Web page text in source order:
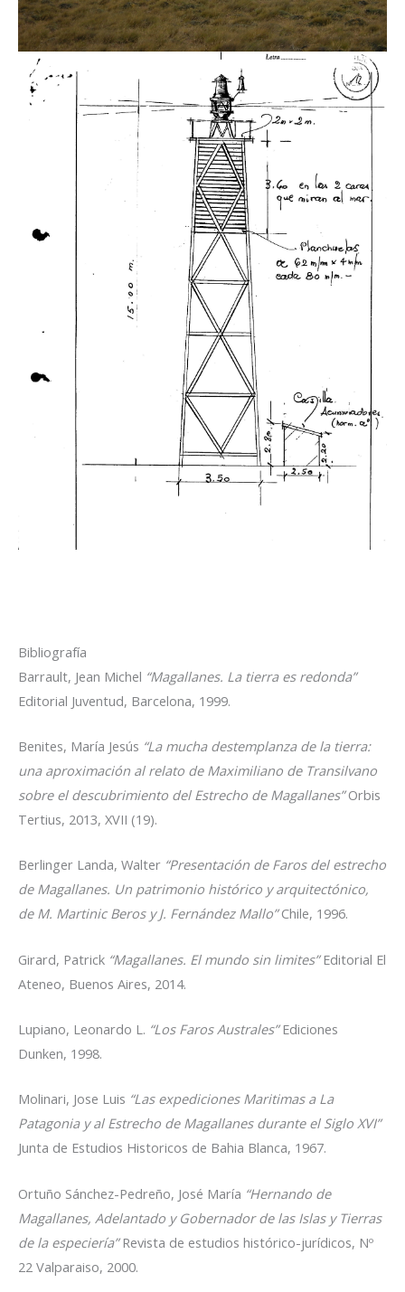
Bibliografía
Barrault, Jean Michel “Magallanes. La tierra es redonda”
Editorial Juventud, Barcelona, 1999.
Benites, María Jesús “La mucha destemplanza de la tierra:
una aproximación al relato de Maximiliano de Transilvano
sobre el descubrimiento del Estrecho de Magallanes”Orbis
Tertius, 2013, XVII (19).
Berlinger Landa, Walter “Presentación de Faros del estrecho
de Magallanes. Un patrimonio histórico y arquitectónico,
de M. Martinic Beros y J. Fernández Mallo”Chile, 1996.
Girard, Patrick “Magallanes. El mundo sin limites”Editorial El
Ateneo, Buenos Aires, 2014.
Lupiano, Leonardo L. “Los Faros Australes”Ediciones
Dunken, 1998.
Molinari, Jose Luis “Las expediciones Maritimas a La
Patagonia y al Estrecho de Magallanes durante el Siglo XVI”
Junta de Estudios Historicos de Bahia Blanca, 1967.
Ortuño Sánchez-Pedreño, José María “Hernando de
Magallanes, Adelantado y Gobernador de las Islas y Tierras
de la especiería”Revista de estudios histórico-jurídicos, Nº
22 Valparaiso, 2000.